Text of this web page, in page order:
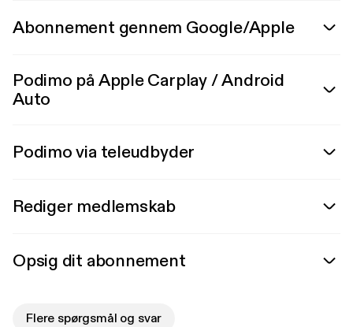
Abonnement gennem Google/Apple
Podimo på Apple Carplay / Android
Auto
Podimo via teleudbyder
Rediger medlemskab
Opsig dit abonnement
Flere spørgsmål og svar